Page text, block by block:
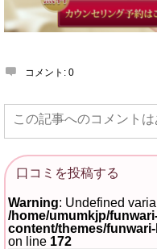
コメント: 0
この記事へのコメントは
口コミを投稿する
Warning : Undefined
/home/umumkjp/
content/themes/
on line 172